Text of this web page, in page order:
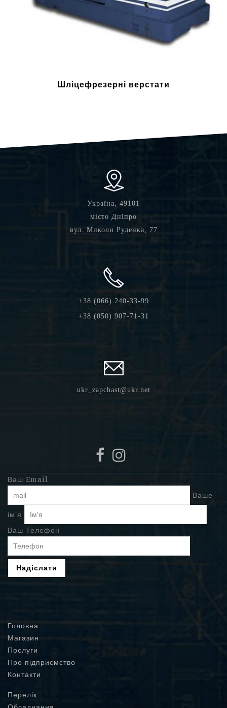
Шліцефрезерні верстати
Україна, 49101
місто Дніпро
вул. Миколи Руденка, 77
+38 (066) 240-33-99
+38 (050) 907-71-31
ukr_zapchast@ukr.net
Ваш Email
Ваше
ім'я
Ваш Телефон
Головна
Магазин
Послуги
Про підприємство
Контакти
Перелік